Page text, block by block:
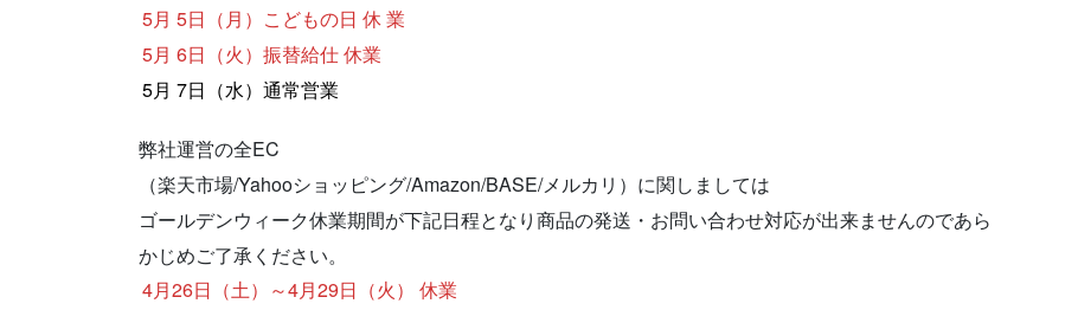
5月 5日（月）こどもの日 休 業
5月 6日（火）振替給仕 休業
5月 7日（水）通常営業
弊社運営の全EC
（楽天市場/Yahooショッピング/Amazon/BASE/メルカリ）に関しましては
ゴールデンウィーク休業期間が下記日程となり商品の発送・お問い合わせ対応が出来ませんのであら
かじめご了承ください。
4月26日（土）～4月29日（火） 休業